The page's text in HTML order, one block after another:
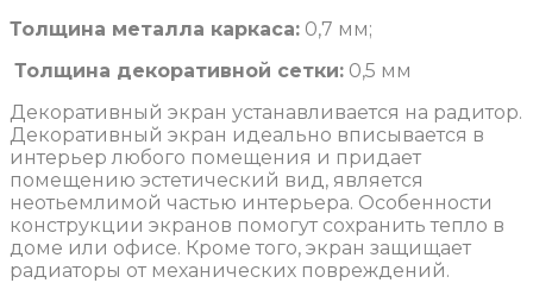
Толщина металла каркаса: 0,7 мм;
Толщина декоративной сетки: 0,5 мм
Декоративный экран устанавливается на радитор.
Декоративный экран идеально вписывается в
интерьер любого помещения и придает
помещению эстетический вид, является
неотьемлимой частью интерьера. Особенности
конструкции экранов помогут сохранить тепло в
доме или офисе. Кроме того, экран защищает
радиаторы от механических повреждений.